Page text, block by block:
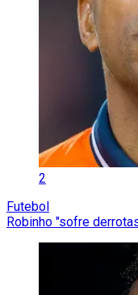
2
Futebol
Robinho "sofre